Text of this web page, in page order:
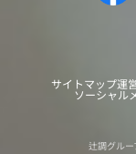
サイトマップ運
ソーシャル
辻調グルー